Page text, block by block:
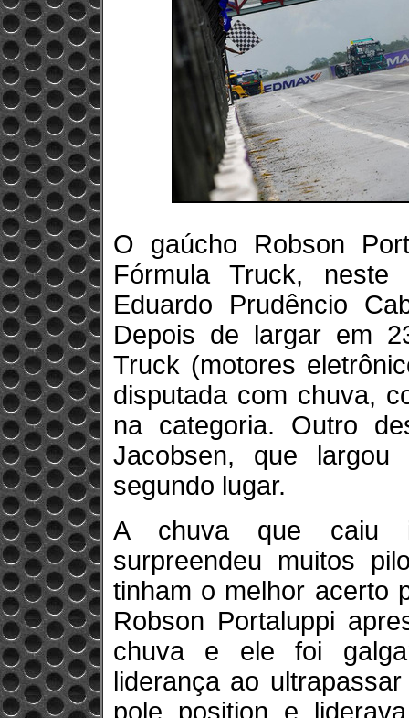
O gaúcho Robson
Fórmula Truck, neste
Eduardo Prudêncio
Depois de largar em
Truck (motores
disputada com chuva,
na categoria. Outro
Jacobsen, que
segundo lugar.
A chuva que caiu
surpreendeu muitos
tinham o melhor acerto
Robson Portaluppi
chuva e ele foi
liderança ao
pole position e